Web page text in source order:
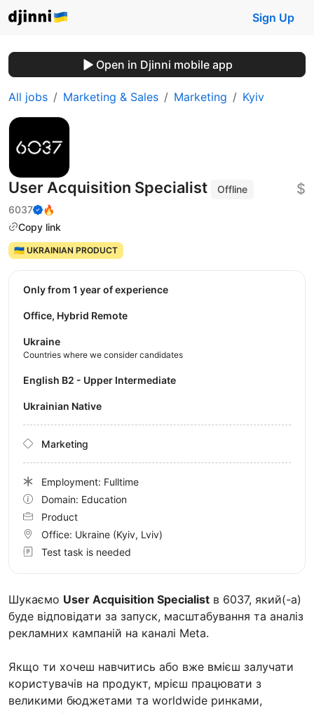
Sign Up
Open in Djinni mobile app
All jobs Marketing & Sales Marketing Kyiv
User Acquisition Specialist
Offline
6037
🔥
Copy link
$
🇺🇦 UKRAINIAN PRODUCT
Шукаємо User Acquisition Specialist в 6037, який(-а)
буде відповідати за запуск, масштабування та аналіз
рекламних кампаній на каналі Meta.
Якщо ти хочеш навчитись або вже вмієш залучати
користувачів на продукт, мрієш працювати з
великими бюджетами та worldwide ринками,
Only from 1 year of experience
Office, Hybrid Remote
Ukraine
Countries where we consider candidates
English B2 - Upper Intermediate
Ukrainian Native
Marketing
Employment: Fulltime
Domain: Education
Product
Office: Ukraine (Kyiv, Lviv)
Test task is needed